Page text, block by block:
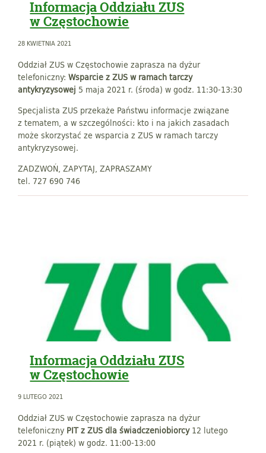
Informacja Oddziału ZUS
w Częstochowie
28 KWIETNIA 2021
Oddział ZUS w Częstochowie zaprasza na dyżur
telefoniczny:Wsparcie z ZUS w ramach tarczy
antykryzysowej 5 maja 2021 r. (środa) w godz. 11:30-13:30
Specjalista ZUS przekaże Państwu informacje związane
z tematem, a w szczególności: kto i na jakich zasadach
może skorzystać ze wsparcia z ZUS w ramach tarczy
antykryzysowej.
ZADZWOŃ, ZAPYTAJ, ZAPRASZAMY
tel. 727 690 746
Informacja Oddziału ZUS
w Częstochowie
9 LUTEGO 2021
Oddział ZUS w Częstochowie zaprasza na dyżur
telefoniczny PIT z ZUS dla świadczeniobiorcy12 lutego
2021 r. (piątek) w godz. 11:00-13:00